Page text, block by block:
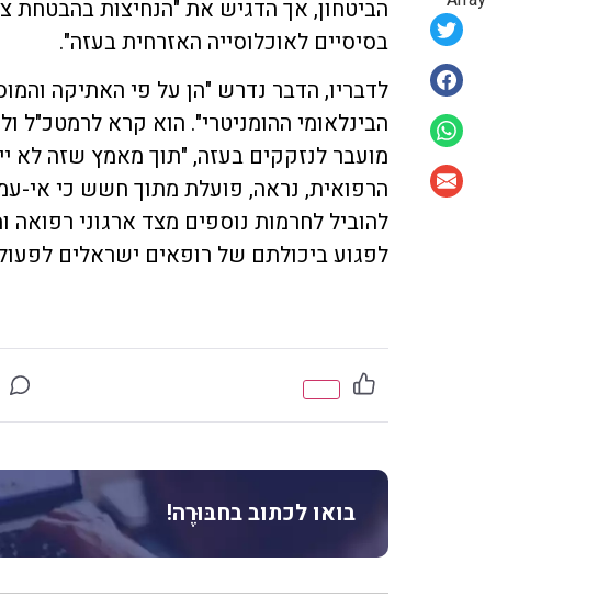
הביטחון, אך הדגיש את "הנחיצות בהבטחת
בסיסיים לאוכלוסייה האזרחית בעזה".
לדבריו, הדבר נדרש "הן על פי האתיקה
הבינלאומי ההומניטרי". הוא קרא לרמטכ"ל
מועבר לנזקקים בעזה, "תוך מאמץ שזה לא
הרפואית, נראה, פועלת מתוך חשש כי אי-
להוביל לחרמות נוספים מצד ארגוני רפואה
לפגוע ביכולתם של רופאים ישראלים
בואו לכתוב בחבּוּרֶה!